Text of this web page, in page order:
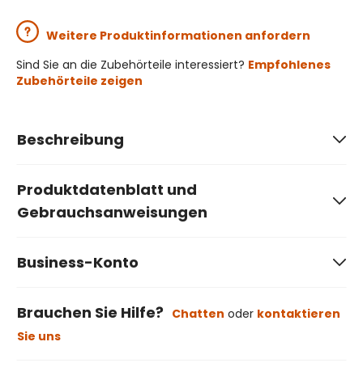
Weitere Produktinformationen anfordern
Sind Sie an die Zubehörteile interessiert? Empfohlenes
Zubehörteile zeigen
Beschreibung
Produktdatenblatt und
Gebrauchsanweisungen
Business-Konto
Brauchen Sie Hilfe? Chatten oder kontaktieren
Sie uns